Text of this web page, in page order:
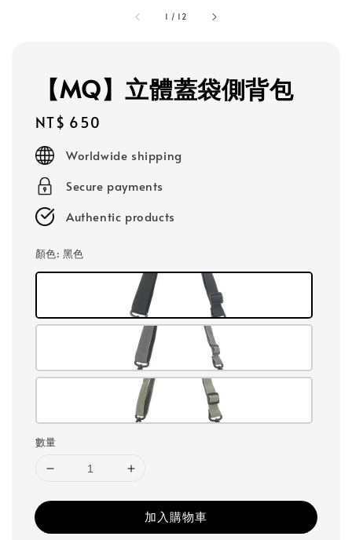
1 / 12
【MQ】立體蓋袋側背包
Regular
price
NT$ 650
Worldwide shipping
Secure payments
Authentic products
顏色: 黑色
數量
加入購物車